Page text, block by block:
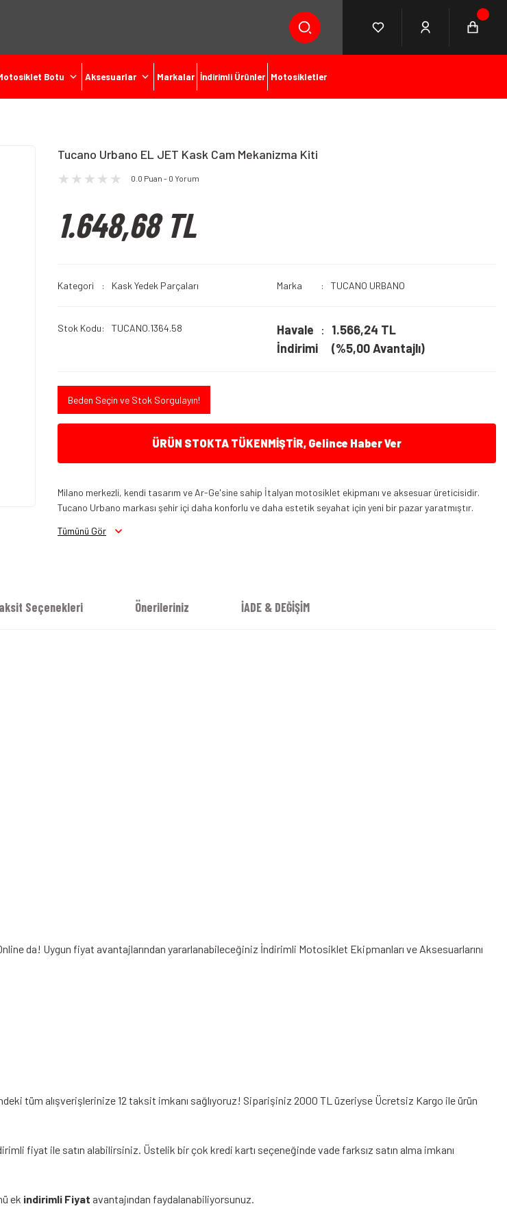
Botu Aksesuarlar Markalar İndirimli Ürünler Motosikletler
Tucano Urbano EL JET Kask Cam Mekanizma Kiti
0.0 Puan - 0 Yorum
1.648,68 TL
Kategori Kask Yedek Parçaları Marka TUCANO URBANO
Stok Kodu TUCANO.1364.58
Havale
İndirimi
1.566,24 TL
(%5,00 Avantajlı)
Beden Seçin ve Stok Sorgulayın!
ÜRÜN STOKTA TÜKENMİŞTİR, Gelince Haber Ver
Milano merkezli, kendi tasarım ve Ar-Ge'sine sahip İtalyan motosiklet ekipmanı ve aksesuar üreticisidir.
Tucano Urbano markası şehir içi daha konforlu ve daha estetik seyahat için yeni bir pazar yaratmıştır.
Tümünü Gör
Seçenekleri Önerileriniz İADE & DEĞİŞİM
da! Uygun fiyat avantajlarından yararlanabileceğiniz İndirimli Motosiklet Ekipmanları ve Aksesuarlarını
tüm alışverişlerinize 12 taksit imkanı sağlıyoruz! Siparişiniz 2000 TL üzeriyse Ücretsiz Kargo ile ürün
fiyat ile satın alabilirsiniz. Üstelik bir çok kredi kartı seçeneğinde vade farksız satın alma imkanı
ek indirimli Fiyat avantajından faydalanabiliyorsunuz.